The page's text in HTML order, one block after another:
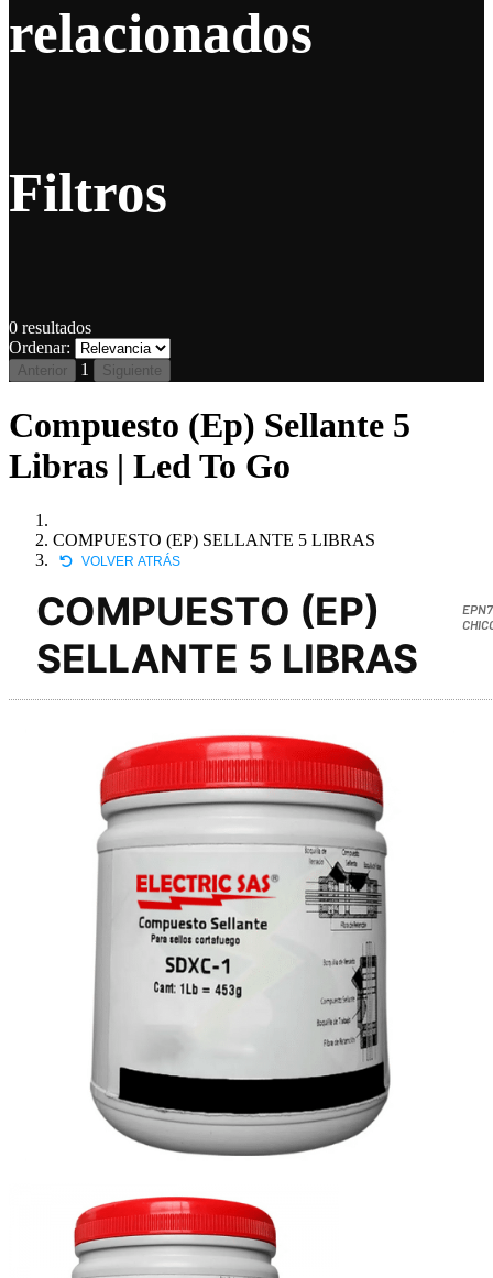
relacionados
Filtros
0 resultados
Ordenar:
Anterior 1 Siguiente
Compuesto (Ep) Sellante 5
Libras | Led To Go
COMPUESTO (EP) SELLANTE 5 LIBRAS
VOLVER ATRÁS
COMPUESTO (EP)
SELLANTE 5 LIBRAS